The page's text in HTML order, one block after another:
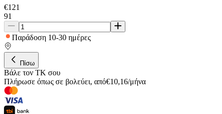
€121
91
Παράδοση 10-30 ημέρες
Πίσω
Βάλε τον ΤΚ σου
Πλήρωσε όπως σε βολεύει, από€10,16/μήνα